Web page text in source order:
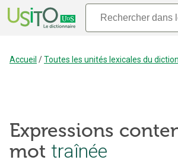
Accueil /Toutes les unités lexicales du
Expressions
mot traînée